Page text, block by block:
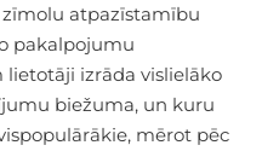
atpazīstamību
pakalpojumu
izrāda vislielāko
biežuma, un kuru
mērot pēc